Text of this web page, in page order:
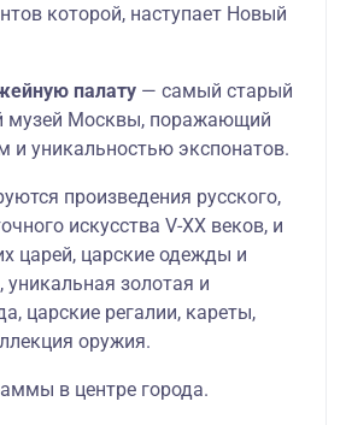
которой, наступает Новый
палату — самый старый
музей Москвы, поражающий
и уникальностью экспонатов.
произведения русского,
искусства V-XX веков, и
царей, царские одежды и
уникальная золотая и
царские регалии, кареты,
оружия.
в центре города.